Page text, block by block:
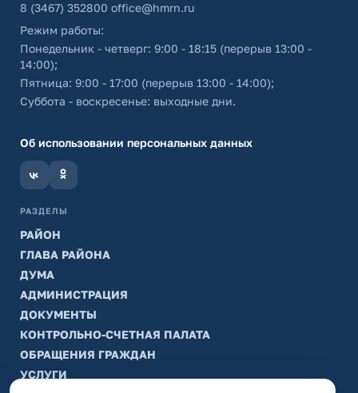
8 (3467) 352800 office@hmrn.ru
Режим работы:
Понедельник - четверг: 9:00 - 18:15 (перерыв 13:00 -
14:00);
Пятница: 9:00 - 17:00 (перерыв 13:00 - 14:00);
Суббота - воскресенье: выходные дни.
Об использовании персональных данных
РАЗДЕЛЫ
РАЙОН
ГЛАВА РАЙОНА
ДУМА
АДМИНИСТРАЦИЯ
ДОКУМЕНТЫ
КОНТРОЛЬНО-СЧЕТНАЯ ПАЛАТА
ОБРАЩЕНИЯ ГРАЖДАН
УСЛУГИ